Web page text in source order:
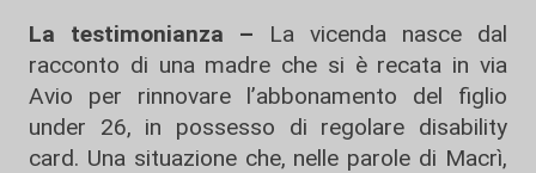
La testimonianza – La vicenda nasce dal
racconto di una madre che si è recata in via
Avio per rinnovare l’abbonamento del figlio
under 26, in possesso di regolare disability
card. Una situazione che, nelle parole di Macrì,